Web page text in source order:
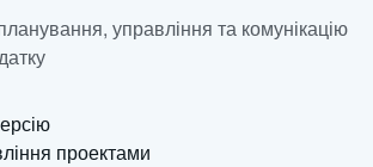
управління та комунікацію
проектами